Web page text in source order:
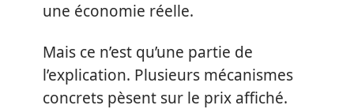
une économie réelle.
Mais ce n’est qu’une partie de
l’explication. Plusieurs mécanismes
concrets pèsent sur le prix affiché.